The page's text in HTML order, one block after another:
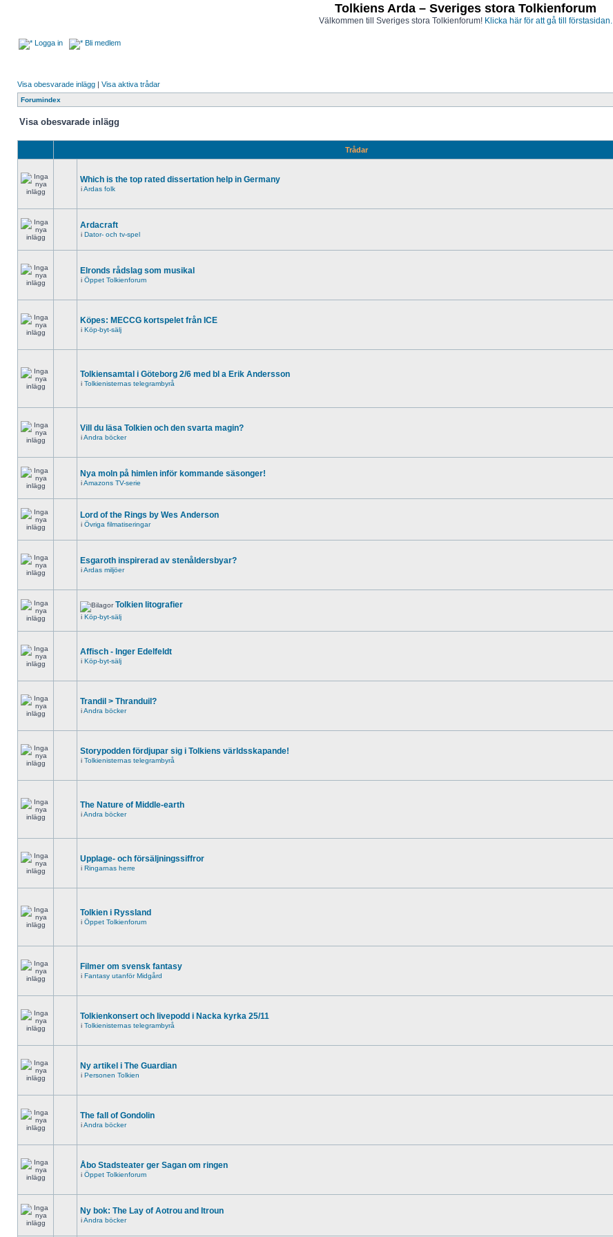
Tolkiens Arda – Sveriges stora Tolkienforum
Välkommen till Sveriges stora Tolkienforum! Klicka här för att gå till förstasidan.
Logga in Bli medlem
Visa obesvarade inlägg | Visa aktiva trådar
Forumindex
Visa obesvarade inlägg
Trådar
Which is the top rated dissertation help in Germany
iArdas folk
Ardacraft
i Dator- och tv-spel
Elronds rådslag som musikal
i Öppet Tolkienforum
Köpes: MECCG kortspelet från ICE
i Köp-byt-sälj
Tolkiensamtal i Göteborg 2/6 med bl a Erik Andersson
i Tolkienisternas telegrambyrå
Vill du läsa Tolkien och den svarta magin?
iAndra böcker
Nya moln på himlen inför kommande säsonger!
iAmazons TV-serie
Lord of the Rings by Wes Anderson
i Övriga filmatiseringar
Esgaroth inspirerad av stenåldersbyar?
iArdas miljöer
Tolkien litografier
i Köp-byt-sälj
Affisch - Inger Edelfeldt
i Köp-byt-sälj
Trandil > Thranduil?
iAndra böcker
Storypodden fördjupar sig i Tolkiens världsskapande!
i Tolkienisternas telegrambyrå
The Nature of Middle-earth
iAndra böcker
Upplage- och försäljningssiffror
i Ringarnas herre
Tolkien i Ryssland
i Öppet Tolkienforum
Filmer om svensk fantasy
i Fantasy utanför Midgård
Tolkienkonsert och livepodd i Nacka kyrka 25/11
i Tolkienisternas telegrambyrå
Ny artikel i The Guardian
i Personen Tolkien
The fall of Gondolin
iAndra böcker
Åbo Stadsteater ger Sagan om ringen
i Öppet Tolkienforum
Ny bok: The Lay of Aotrou and Itroun
iAndra böcker